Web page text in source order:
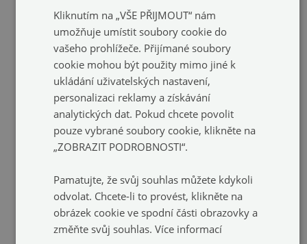
DOPORUČENÉ PRODUKTY
Kliknutím na „VŠE PŘIJMOUT“ nám
umožňuje umístit soubory cookie do
vašeho prohlížeče. Přijímané soubory
cookie mohou být použity mimo jiné k
ukládání uživatelských nastavení,
personalizaci reklamy a získávání
analytických dat. Pokud chcete povolit
pouze vybrané soubory cookie, klikněte na
„ZOBRAZIT PODROBNOSTI“.
Pamatujte, že svůj souhlas můžete kdykoli
odvolat. Chcete-li to provést, klikněte na
obrázek cookie ve spodní části obrazovky a
změňte svůj souhlas. Více informací